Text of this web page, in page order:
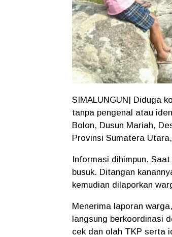
SIMALUNGUN| Diduga
tanpa pengenal atau
Bolon, Dusun Mariah,
Provinsi Sumatera
Informasi dihimpun.
busuk. Ditangan
kemudian dilaporkan
Menerima laporan
langsung berkoordinasi
cek dan olah TKP serta